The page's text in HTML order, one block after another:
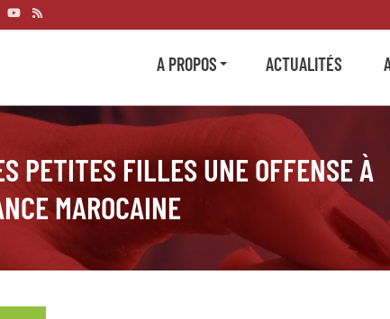
A PROPOS ACTUALITÉS
PETITES FILLES UNE OFFENSE À
MAROCAINE